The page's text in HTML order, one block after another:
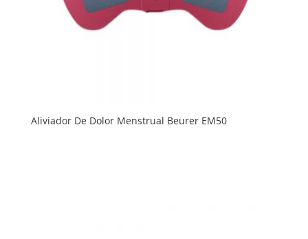
Aliviador De Dolor Menstrual Beurer EM50